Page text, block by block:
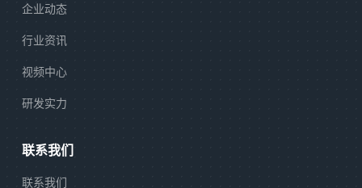
企业动态
行业资讯
视频中心
研发实力
联系我们
联系我们